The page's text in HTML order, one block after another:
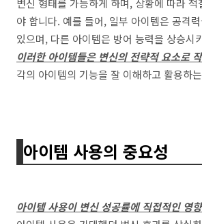
야 합니다. 예를 들어, 일부 아이템은 공격
있으며, 다른 아이템은 방어 능력을 상승시
이러한 아이템들은 변신의 전략적 요소로
각의 아이템의 기능을 잘 이해하고 활용하
아이템 사용의 중요성
아이템 사용이 변신 성공률에 직접적인 영